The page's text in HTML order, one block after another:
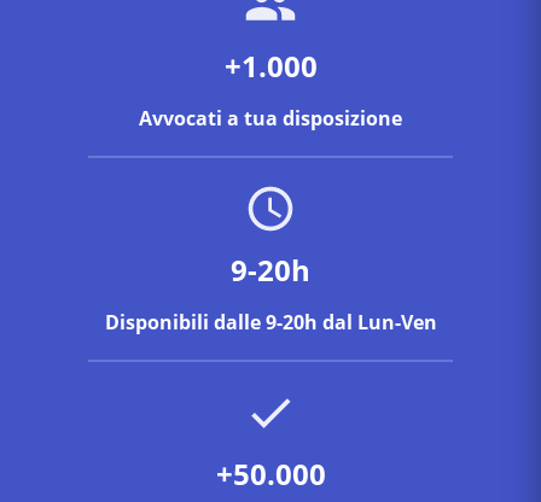
+1.000
Avvocati a tua disposizione
9-20h
Disponibili dalle 9-20h dal Lun-Ven
+50.000